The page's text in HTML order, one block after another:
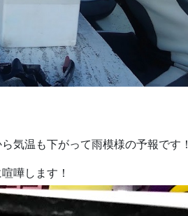
気温も下がって雨模様の予報です！
嘩します！